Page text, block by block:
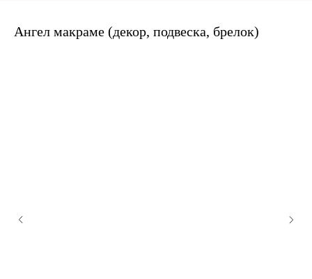
Ангел макраме (декор, подвеска, брелок)